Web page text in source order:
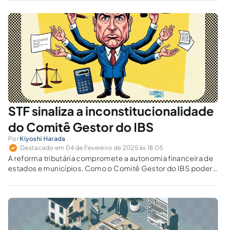
transição.
STF sinaliza a inconstitucionalidade
do Comitê Gestor do IBS
Por Kiyoshi Harada
Destacado em 04 de Fevereiro de 2025 às 18:05
A reforma tributária compromete a autonomia financeira de
estados e municípios. Como o Comitê Gestor do IBS poderá
constitucional?